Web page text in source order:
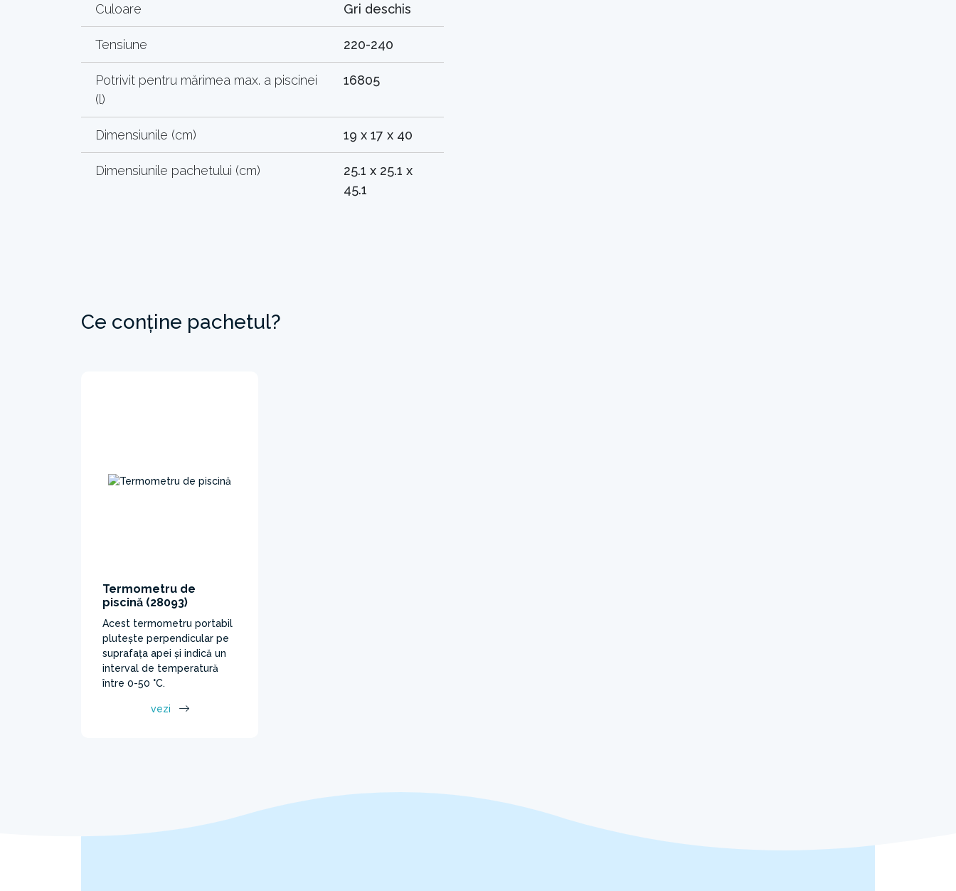
Culoare Gri deschis
Tensiune 220-240
Potrivit pentru mărimea max. a piscinei
(l)
16805
Dimensiunile (cm) 19 x 17 x 40
Dimensiunile pachetului (cm)
25.1 x 25.1 x
45.1
Ce conține pachetul?
Termometru de
piscină (28093)
Acest termometru portabil
plutește perpendicular pe
suprafața apei și indică un
interval de temperatură
între 0-50 °C.
vezi